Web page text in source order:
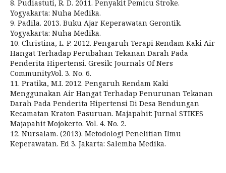
8. Pudiastuti, R. D. 2011. Penyakit Pemicu Stroke.
Yogyakarta: Nuha Medika.
9. Padila. 2013. Buku Ajar Keperawatan Gerontik.
Yogyakarta: Nuha Medika.
10. Christina, L. P. 2012. Pengaruh Terapi Rendam Kaki Air
Hangat Terhadap Perubahan Tekanan Darah Pada
Penderita Hipertensi. Gresik: Journals Of Ners
Community.Vol. 3. No. 6.
11. Pratika, M.I. 2012. Pengaruh Rendam Kaki
Menggunakan Air Hangat Terhadap Penurunan Tekanan
Darah Pada Penderita Hipertensi Di Desa Bendungan
Kecamatan Kraton Pasuruan. Majapahit: Jurnal STIKES
Majapahit Mojokerto. Vol. 4. No. 2.
12. Nursalam. (2013). Metodologi Penelitian Ilmu
Keperawatan. Ed 3. Jakarta: Salemba Medika.